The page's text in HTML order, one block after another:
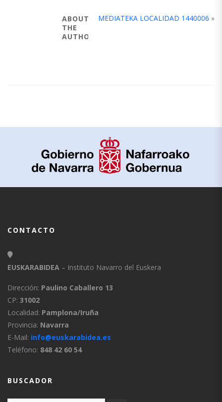
MEDIATEKA LOCALIDAD 1440006 »
ABOUT
THE
AUTHOR
CONTACTO
EUSKARABIDEA – Instituto Navarro del Euskera
Dirección: Paulino Caballero 13
CP: 31002
Localidad: Pamplona/Iruña
Provincia: Navarra
E-Mail: info@euskarabidea.es
Teléfono: 848 42 60 54
BUSCADOR